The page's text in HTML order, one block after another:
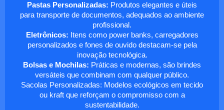
Pastas Personalizadas: Produtos elegantes e úteis
para transporte de documentos, adequados ao ambiente
profissional.
Eletrônicos: Itens como power banks, carregadores
personalizados e fones de ouvido destacam-se pela
inovação tecnológica.
Bolsas e Mochilas: Práticas e modernas, são brindes
versáteis que combinam com qualquer público.
Sacolas Personalizadas: Modelos ecológicos em tecido
ou kraft que reforçam o compromisso com a
sustentabilidade.